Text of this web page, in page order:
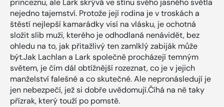
princeznu, ale Lark skrývá ve stínu svého jasného světla
nejedno tajemství. Protože její rodina je v troskách a
štěstí nejlepší kamarádky visí na vlásku, je ochotná
složit slib muži, kterého je odhodlaná nenávidět, bez
ohledu na to, jak přitažlivý ten zamlklý zabiják může
být.Jak Lachlan a Lark společně procházejí temným
světem, je čím dál obtížnější rozeznat, co je v jejich
manželství falešné a co skutečné. Ale nepronásledují je
jen nebezpečí, jež si dobře uvědomují.Číhá na ně taky
přízrak, který touží po pomstě.